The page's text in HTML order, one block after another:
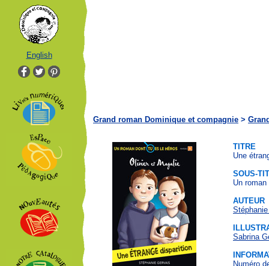
English
Grand roman Dominique et compagnie >
TITRE
Une
SOUS-
Un
AUTEUR
Sabrina
Numéro